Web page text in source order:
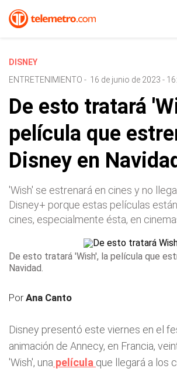
DISNEY
ENTRETENIMIENTO - 16 de junio de 2023 -
De esto tratará
película que
Disney en
'Wish' se estrenará en cines y no
Disney+ porque estas películas
cines, especialmente ésta, en
De esto tratará 'Wish', la película que
Navidad.
PorAna Canto
Disney presentó este viernes en el
animación de Annecy, en Francia,
'Wish', una película que llegará a los